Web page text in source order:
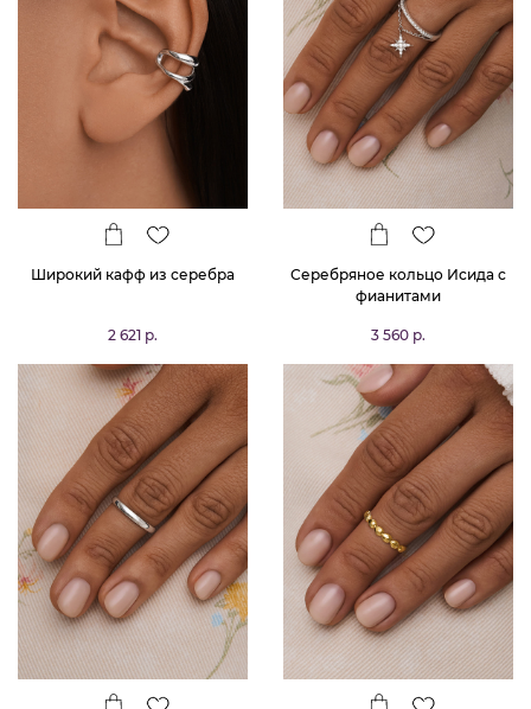
Широкий кафф из серебра
2 621 р.
Серебряное кольцо Исида с
фианитами
3 560 р.